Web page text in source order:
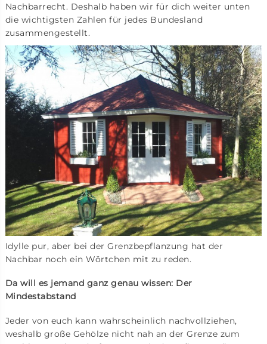
Nachbarrecht. Deshalb haben wir für dich weiter unten
die wichtigsten Zahlen für jedes Bundesland
zusammengestellt.
Idylle pur, aber bei der Grenzbepflanzung hat der
Nachbar noch ein Wörtchen mit zu reden.
Da will es jemand ganz genau wissen: Der
Mindestabstand
Jeder von euch kann wahrscheinlich nachvollziehen,
weshalb große Gehölze nicht nah an der Grenze zum